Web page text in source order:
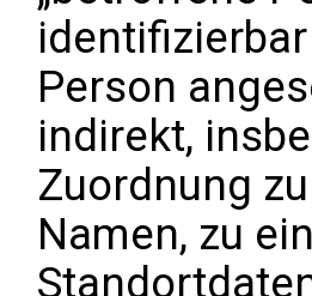
Person
indirekt,
Zuordnung
Namen, zu